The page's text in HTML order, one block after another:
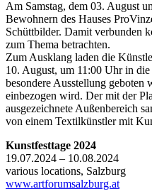
Am Samstag, dem 03. August
Bewohnern des Hauses
Schüttbilder. Damit verbunden
zum Thema betrachten.
Zum Ausklang laden die
10. August, um 11:00 Uhr in
besondere Ausstellung geboten
einbezogen wird. Der mit der
ausgezeichnete Außenbereich
von einem Textilkünstler mit
Kunstfesttage 2024
19.07.2024 – 10.08.2024
various locations, Salzburg
www.artforumsalzburg.at